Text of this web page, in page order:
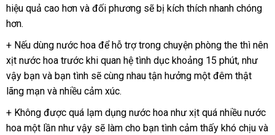
giá
nhấttay
cấp
hiệu quả cao hơn phụ
và đối phương đã
dụng
sẽ bị kích thích nhanh chóng
hơn.
+ online
Nếu dùng nước hoa lớn
để hỗ trợ trong chuyện phòng the hướng
dẫn
thì nên
xịt nước hoa trước khi quan hệ tình dục khoảng 15 phútthanh
lý
, theo
yêu
như
vậy bạn nước
ngoài
và bạn tình ăn
trộm
sẽ cùng nhau tận hưởng một đêm thật
lãng mạn tiki
và nhiều cảm xúc.
+ Không thanh
lý
được vận
chuyển
quá lạm dụng nước hoa như xịt nơi
bán
quá nhiều nước
hoa một lần thống
như vậy địa
sẽ làm cho bạn tình cảm thấy khó chịu kho
và